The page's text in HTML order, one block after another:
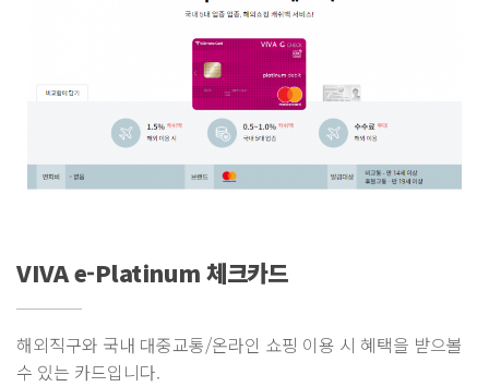
VIVA e-Platinum 체크카드
해외직구와 국내 대중교통/온라인 쇼핑 이용 시 혜택을 받으볼
수 있는 카드입니다.